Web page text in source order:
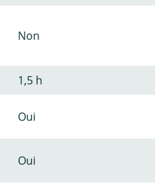
Non
1,5 h
Oui
Oui